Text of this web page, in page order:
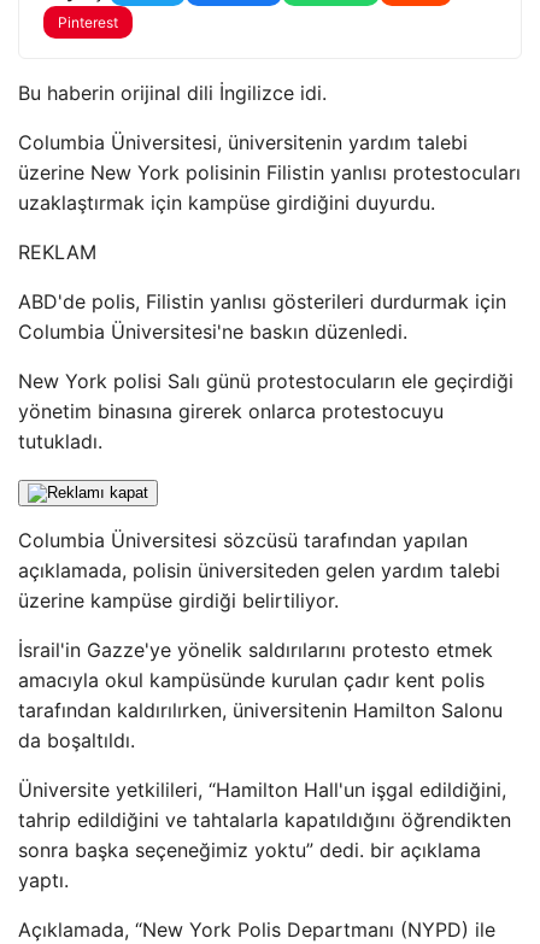
Pinterest
Bu haberin orijinal dili İngilizce idi.
Columbia Üniversitesi, üniversitenin yardım talebi
üzerine New York polisinin Filistin yanlısı protestocuları
uzaklaştırmak için kampüse girdiğini duyurdu.
REKLAM
ABD'de polis, Filistin yanlısı gösterileri durdurmak için
Columbia Üniversitesi'ne baskın düzenledi.
New York polisi Salı günü protestocuların ele geçirdiği
yönetim binasına girerek onlarca protestocuyu
tutukladı.
Columbia Üniversitesi sözcüsü tarafından yapılan
açıklamada, polisin üniversiteden gelen yardım talebi
üzerine kampüse girdiği belirtiliyor.
İsrail'in Gazze'ye yönelik saldırılarını protesto etmek
amacıyla okul kampüsünde kurulan çadır kent polis
tarafından kaldırılırken, üniversitenin Hamilton Salonu
da boşaltıldı.
Üniversite yetkilileri, “Hamilton Hall'un işgal edildiğini,
tahrip edildiğini ve tahtalarla kapatıldığını öğrendikten
sonra başka seçeneğimiz yoktu” dedi. bir açıklama
yaptı.
Açıklamada, “New York Polis Departmanı (NYPD) ile